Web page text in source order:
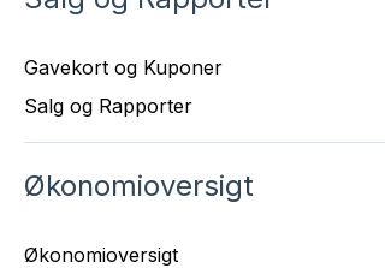
Gavekort og Kuponer
Salg og Rapporter
Økonomioversigt
Økonomioversigt